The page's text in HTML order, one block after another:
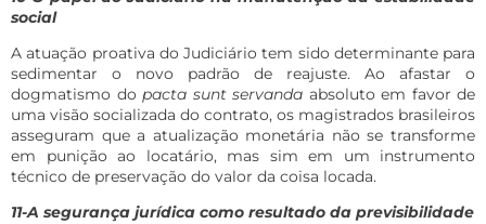
social
A atuação proativa do Judiciário tem sido determinante para
sedimentar o novo padrão de reajuste. Ao afastar o
dogmatismo do pacta sunt servanda absoluto em favor de
uma visão socializada do contrato, os magistrados brasileiros
asseguram que a atualização monetária não se transforme
em punição ao locatário, mas sim em um instrumento
técnico de preservação do valor da coisa locada.
11-A segurança jurídica como resultado da previsibilidade